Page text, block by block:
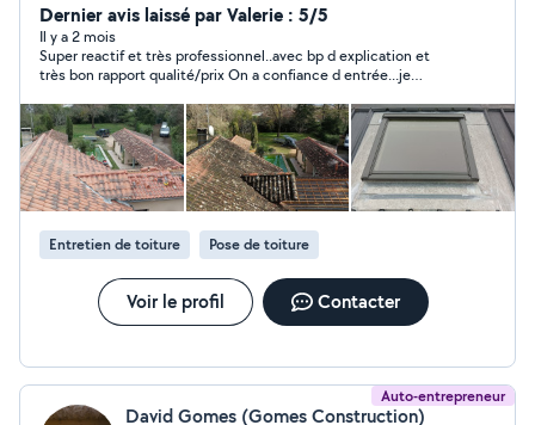
Dernier avis laissé par Valerie : 5/5
Il y a 2 mois
Super reactif et très professionnel..avec bp d explication et
très bon rapport qualité/prix On a confiance d entrée...je
âme allo voisin
Entretien de toiture Pose de toiture
Voir le profil Contacter
Auto-entrepreneur
David Gomes (Gomes Construction)